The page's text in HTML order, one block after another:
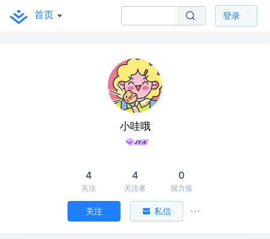
首页 登录
小哇哦
4
关注
4
关注者
0
掘力值
关注 私信